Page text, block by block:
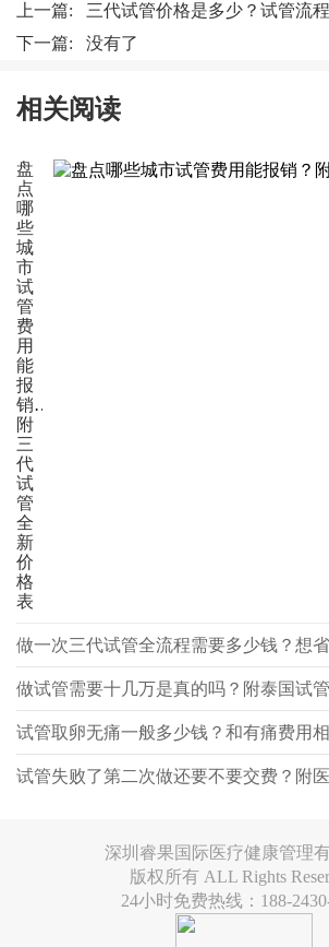
上一篇: 三代试管价格是多少？试管流
下一篇: 没有了
相关阅读
盘
点
哪
些
城
市
试
管
费
用
能
报
销？
附
三
代
试
管
全
新
价
格
表
做一次三代试管全流程需要多少钱？想
做试管需要十几万是真的吗？附泰国试
试管取卵无痛一般多少钱？和有痛费用
试管失败了第二次做还要不要交费？附
深圳睿果国际医疗健康管理
版权所有 ALL Rights
24小时免费热线：188-